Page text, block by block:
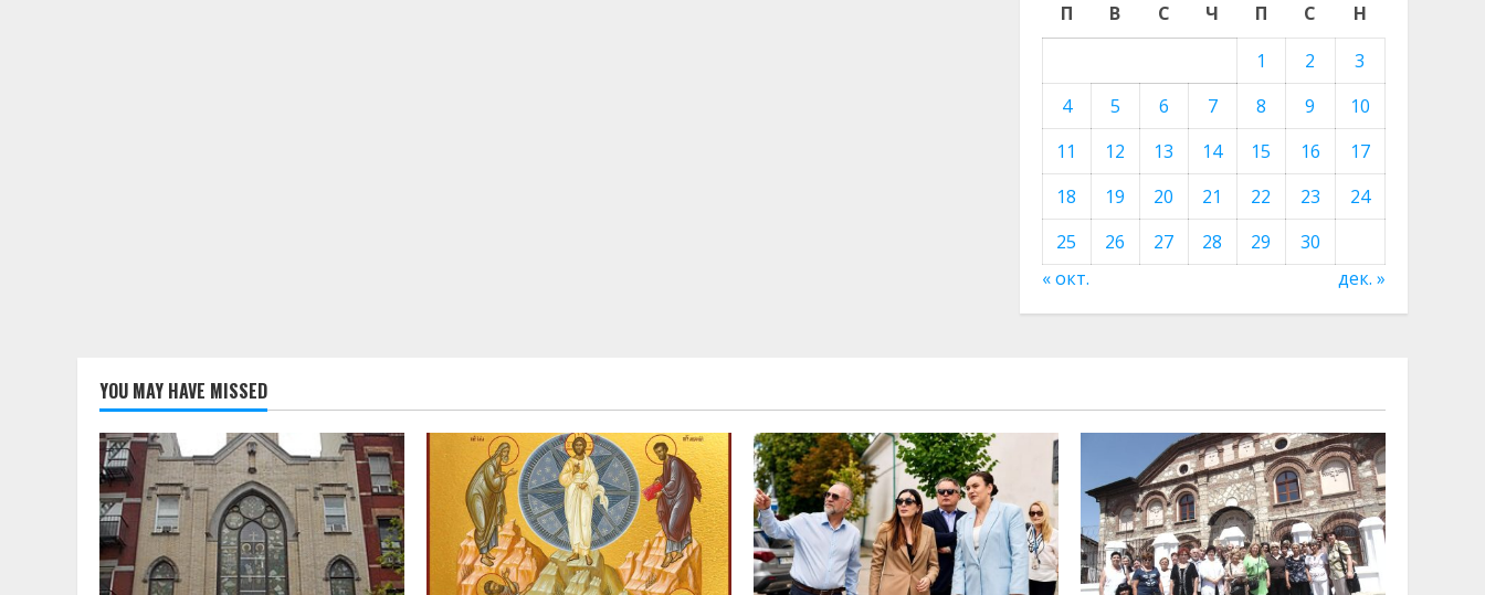
П В С Ч П С
Н
1
2
3
4
5 6 7 8 9
10
11
12 13 14 15 16
17
18
19 20 21 22 23
24
25
26 27 28 29
30
« окт.
дек. »
YOU MAY HAVE MISSED